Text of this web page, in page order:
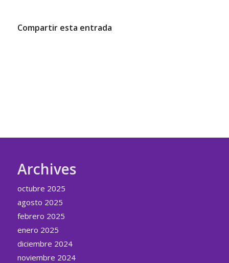
Compartir esta entrada
Archives
octubre 2025
agosto 2025
febrero 2025
enero 2025
diciembre 2024
noviembre 2024